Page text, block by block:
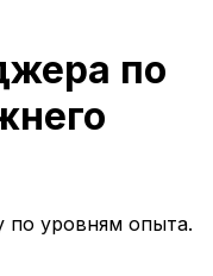
по
по уровням опыта.